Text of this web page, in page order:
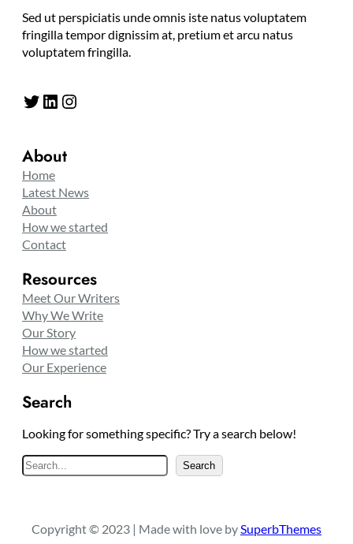
Sed ut perspiciatis unde omnis iste natus voluptatem
fringilla tempor dignissim at, pretium et arcu natus
voluptatem fringilla.
Twitter LinkedIn Instagram
About
Home
Latest News
About
How we started
Contact
Resources
Meet Our Writers
Why We Write
Our Story
How we started
Our Experience
Search
Looking for something specific? Try a search below!
e
c
Search
Copyright © 2023 | Made with love bySuperbThemes